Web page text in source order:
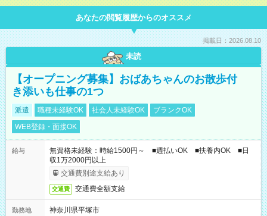
あなたの閲覧履歴からのオススメ
掲載日：2026.08.10
未読
【オープニング募集】おばあちゃんのお散歩付
き添いも仕事の1つ
派遣 職種未経験OK 社会人未経験OK
ブランクOK
WEB登録・面接OK
給与
無資格未経験：時給1500円～ ■週払いOK ■扶養内OK ■日
収1万2000円以上
交通費別途支給あり
交通費 交通費全額支給
勤務地
神奈川県平塚市